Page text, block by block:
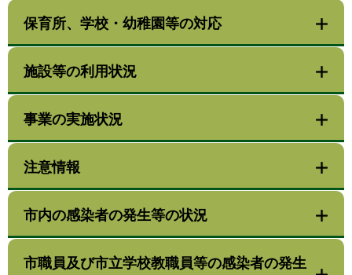
保育所、学校・幼稚園等の対応
施設等の利用状況
事業の実施状況
注意情報
市内の感染者の発生等の状況
市職員及び市立学校教職員等の感染者の発生